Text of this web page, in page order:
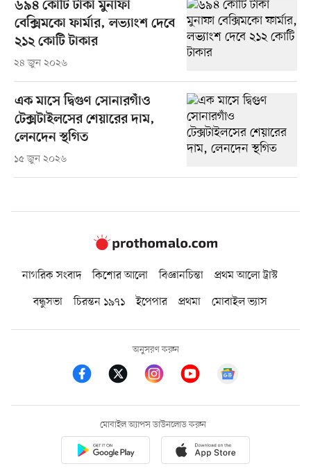
৬৯৪ কোটি টাকা মুনাফা
বেক্সিমকো ফার্মার, লভ্যাংশ দেবে
২১২ কোটি টাকার
২৪ জুন ২০২৬
এক মাসে দ্বিগুণ সোনারগাঁও
টেক্সটাইলসের শেয়ারের দাম,
লেনদেন স্থগিত
১৫ জুন ২০২৬
নাগরিক সংবাদ কিশোর আলো বিজ্ঞানচিন্তা
প্রথম আলো ট্রাস্ট
বন্ধুসভা
চিরন্তন ১৯৭১ ইপেপার প্রথমা মোবাইল ভ্যাস
অনুসরণ করুন
মোবাইল অ্যাপস ডাউনলোড করুন